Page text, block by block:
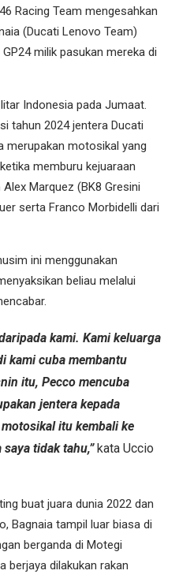
Racing Team mengesahkan
(Ducati Lenovo Team)
milik pasukan mereka di
Indonesia pada Jumaat.
tahun 2024 jentera Ducati
merupakan motosikal yang
memburu kejuaraan
Marquez (BK8 Gresini
serta Franco Morbidelli dari
ini menggunakan
beliau melalui
kami. Kami keluarga
kami cuba membantu
itu, Pecco mencuba
jentera kepada
itu kembali ke
tidak tahu,”kata Uccio
buat juara dunia 2022 dan
Bagnaia tampil luar biasa di
berganda di Motegi
berjaya dilakukan rakan